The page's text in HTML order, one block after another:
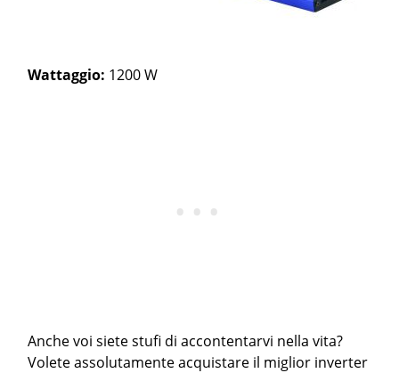
Wattaggio: 1200 W
Anche voi siete stufi di accontentarvi nella vita?
Volete assolutamente acquistare il miglior inverter